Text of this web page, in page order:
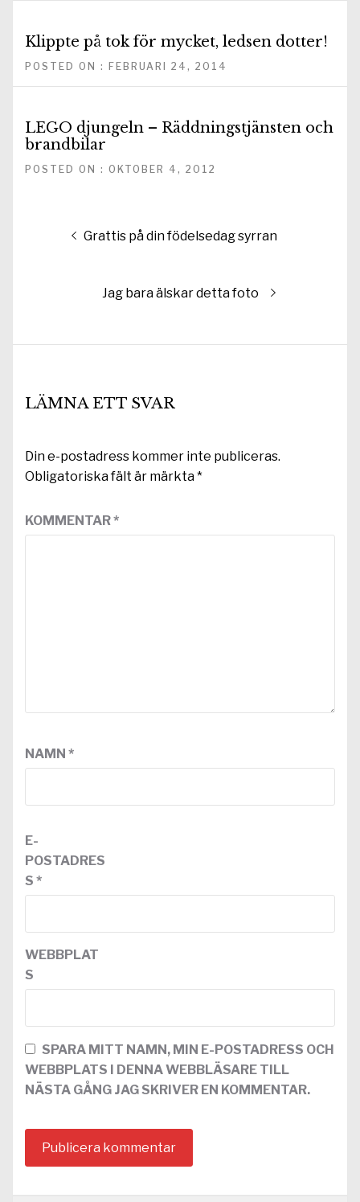
Klippte på tok för mycket, ledsen dotter!
POSTED ON : FEBRUARI 24, 2014
LEGO djungeln – Räddningstjänsten och
brandbilar
POSTED ON : OKTOBER 4, 2012
Inläggsnavigering
Föregående
Grattis på din födelsedag syrran
Nästa
Jag bara älskar detta foto
LÄMNA ETT SVAR
Din e-postadress kommer inte publiceras.
Obligatoriska fält är märkta*
KOMMENTAR*
NAMN *
E-
POSTADRES
S *
WEBBPLAT
S
SPARA MITT NAMN, MIN E-POSTADRESS OCH
WEBBPLATS I DENNA WEBBLÄSARE TILL
NÄSTA GÅNG JAG SKRIVER EN KOMMENTAR.